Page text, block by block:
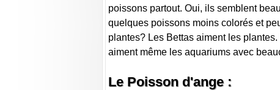
poissons partout. Oui, ils semblent
quelques poissons moins colorés et
plantes? Les Bettas aiment les
aiment même les aquariums avec
Le Poisson d'ange :